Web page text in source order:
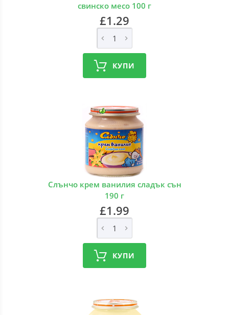
свинско месо 100 г
£1.29
КУПИ
Слънчо крем ванилия сладък сън
190 г
£1.99
КУПИ